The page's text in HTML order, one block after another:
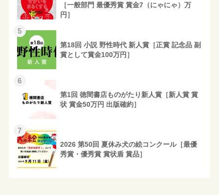
［一般部門 最優秀賞 賞金7（にゃにゃ）万
円］
5
第18回 小説 野性時代 新人賞［正賞 記念品 副
賞として賞金100万円］
6
第1回 徳間書店ものがたり新人賞［新人賞 賞
状 賞金50万円 出版確約］
7
2026 第50回 夏休み犬の絵コンクール［最優
秀賞・優秀賞 賞状盾 賞品］